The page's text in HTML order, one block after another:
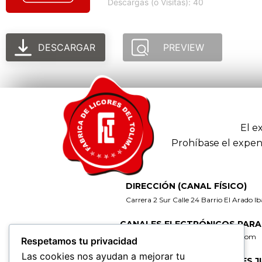
DESCARGAR PREVIEW
El
Prohíbase el
DIRECCIÓN (CANAL FÍSICO)
Carrera 2 Sur Calle 24 Barrio El Arado
CANALES ELECTRÓNICOS
gerencia@fabricadelicoresdeltolima.com
Respetamos tu privacidad
Las cookies nos ayudan a mejorar tu